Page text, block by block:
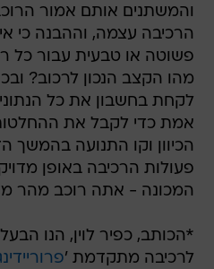
והמשתנים אותם אמור
הרכיבה עצמה, וההבנה כי
פשוטה או טבעית עבור כל
מהו הקצב הנכון לרכוב?
לקחת בחשבון את כל
אמת כדי לקבל את
הכיוון וקו התנועה בהמשך
פעולות הרכיבה באופן
המכונה - אתה רוכב מהר
*הכותב, כפיר לוין, הנו
לרכיבה מתקדמת '